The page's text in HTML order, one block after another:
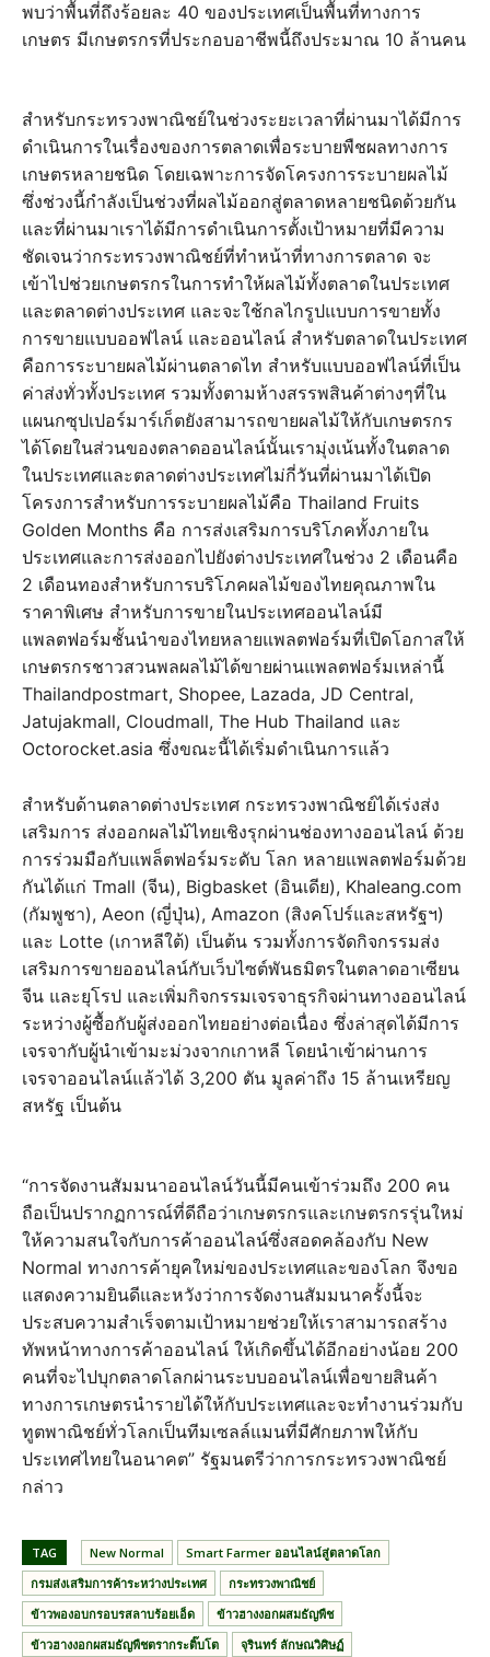
พบว่าพื้นที่ถึงร้อยละ 40 ของประเทศเป็นพื้นที่ทางการ
เกษตร มีเกษตรกรที่ประกอบอาชีพนี้ถึงประมาณ 10 ล้านคน
สำหรับกระทรวงพาณิชย์ในช่วงระยะเวลาที่ผ่านมาได้มีการ
ดำเนินการในเรื่องของการตลาดเพื่อระบายพืชผลทางการ
เกษตรหลายชนิด โดยเฉพาะการจัดโครงการระบายผลไม้
ซึ่งช่วงนี้กำลังเป็นช่วงที่ผลไม้ออกสู่ตลาดหลายชนิดด้วยกัน
และที่ผ่านมาเราได้มีการดำเนินการตั้งเป้าหมายที่มีความ
ชัดเจนว่ากระทรวงพาณิชย์ที่ทำหน้าที่ทางการตลาด จะ
เข้าไปช่วยเกษตรกรในการทำให้ผลไม้ทั้งตลาดในประเทศ
และตลาดต่างประเทศ และจะใช้กลไกรูปแบบการขายทั้ง
การขายแบบออฟไลน์ และออนไลน์ สำหรับตลาดในประเทศ
คือการระบายผลไม้ผ่านตลาดไท สำหรับแบบออฟไลน์ที่เป็น
ค่าส่งทั่วทั้งประเทศ รวมทั้งตามห้างสรรพสินค้าต่างๆที่ใน
แผนกซุปเปอร์มาร์เก็ตยังสามารถขายผลไม้ให้กับเกษตรกร
ได้โดยในส่วนของตลาดออนไลน์นั้นเรามุ่งเน้นทั้งในตลาด
ในประเทศและตลาดต่างประเทศไม่กี่วันที่ผ่านมาได้เปิด
โครงการสำหรับการระบายผลไม้คือ Thailand Fruits
Golden Months คือ การส่งเสริมการบริโภคทั้งภายใน
ประเทศและการส่งออกไปยังต่างประเทศในช่วง 2 เดือนคือ
2 เดือนทองสำหรับการบริโภคผลไม้ของไทยคุณภาพใน
ราคาพิเศษ สำหรับการขายในประเทศออนไลน์มี
แพลตฟอร์มชั้นนำของไทยหลายแพลตฟอร์มที่เปิดโอกาสให้
เกษตรกรชาวสวนพลผลไม้ได้ขายผ่านแพลตฟอร์มเหล่านี้
Thailandpostmart, Shopee, Lazada, JD Central,
Jatujakmall, Cloudmall, The Hub Thailand และ
Octorocket.asia ซึ่งขณะนี้ได้เริ่มดําเนินการแล้ว
สําหรับด้านตลาดต่างประเทศ กระทรวงพาณิชย์ได้เร่งส่ง
เสริมการ ส่งออกผลไม้ไทยเชิงรุกผ่านช่องทางออนไลน์ ด้วย
การร่วมมือกับแพล็ตฟอร์มระดับ โลก หลายแพลตฟอร์มด้วย
กันได้แก่ Tmall (จีน), Bigbasket (อินเดีย), Khaleang.com
(กัมพูชา), Aeon (ญี่ปุ่น), Amazon (สิงคโปร์และสหรัฐฯ)
และ Lotte (เกาหลีใต้) เป็นต้น รวมทั้งการจัดกิจกรรมส่ง
เสริมการขายออนไลน์กับเว็บไซต์พันธมิตรในตลาดอาเซียน
จีน และยุโรป และเพิ่มกิจกรรมเจรจาธุรกิจผ่านทางออนไลน์
ระหว่างผู้ซื้อกับผู้ส่งออกไทยอย่างต่อเนื่อง ซึ่งล่าสุดได้มีการ
เจรจากับผู้นําเข้ามะม่วงจากเกาหลี โดยนำเข้าผ่านการ
เจรจาออนไลน์แล้วได้ 3,200 ตัน มูลค่าถึง 15 ล้านเหรียญ
สหรัฐ เป็นต้น
“การจัดงานสัมมนาออนไลน์วันนี้มีคนเข้าร่วมถึง 200 คน
ถือเป็นปรากฏการณ์ที่ดีถือว่าเกษตรกรและเกษตรกรรุ่นใหม่
ให้ความสนใจกับการค้าออนไลน์ซึ่งสอดคล้องกับ New
Normal ทางการค้ายุคใหม่ของประเทศและของโลก จึงขอ
แสดงความยินดีและหวังว่าการจัดงานสัมมนาครั้งนี้จะ
ประสบความสำเร็จตามเป้าหมายช่วยให้เราสามารถสร้าง
ทัพหน้าทางการค้าออนไลน์ ให้เกิดขึ้นได้อีกอย่างน้อย 200
คนที่จะไปบุกตลาดโลกผ่านระบบออนไลน์เพื่อขายสินค้า
ทางการเกษตรนำรายได้ให้กับประเทศและจะทำงานร่วมกับ
ทูตพาณิชย์ทั่วโลกเป็นทีมเซลล์แมนที่มีศักยภาพให้กับ
ประเทศไทยในอนาคต” รัฐมนตรีว่าการกระทรวงพาณิชย์
กล่าว
TAG New Normal
Smart Farmer ออนไลน์สู่ตลาดโลก
กรมส่งเสริมการค้าระหว่างประเทศ
กระทรวงพาณิชย์
ข้าวพองอบกรอบรสลาบร้อยเอ็ด
ข้าวฮางงอกผสมธัญพืช
ข้าวฮางงอกผสมธัญพืชตรากระติ๊บโต
จุรินทร์ ลักษณวิศิษฏ์